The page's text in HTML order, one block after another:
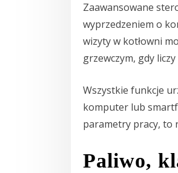
Zaawansowane
wyprzedzeniem o
wizyty w kotłowni
grzewczym, gdy
Wszystkie funkcje
komputer lub
parametry pracy, to
Paliwo,